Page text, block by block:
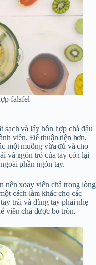
falafel
sạch và lấy hỗn hợp chả đậu
viên. Để thuận tiện hơn,
một muỗng vừa đủ và cho
và ngón trỏ của tay còn lại
phần ngón tay.
nên xoay viên chả trong lòng
cách làm khác cho các
trái và dùng tay phải nhẹ
viên chả được bo tròn.